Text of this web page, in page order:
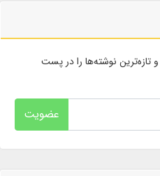
نوشته‌ها را در پست
عضویت